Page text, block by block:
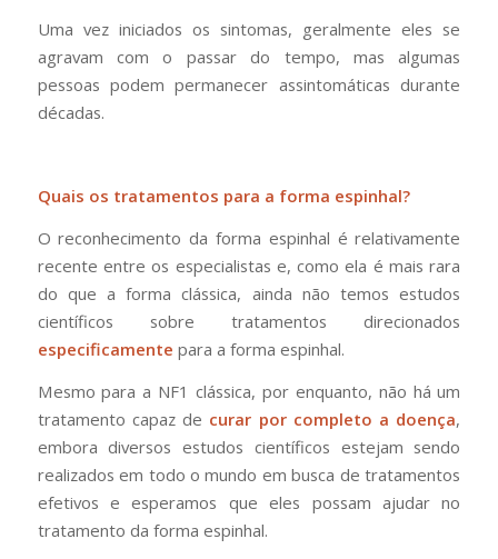
Uma vez iniciados os sintomas, geralmente eles se
agravam com o passar do tempo, mas algumas
pessoas podem permanecer assintomáticas durante
décadas.
Quais os tratamentos para a forma espinhal?
O reconhecimento da forma espinhal é relativamente
recente entre os especialistas e, como ela é mais rara
do que a forma clássica, ainda não temos estudos
científicos sobre tratamentos direcionados
especificamente para a forma espinhal.
Mesmo para a NF1 clássica, por enquanto, não há um
tratamento capaz de curar por completo a doença,
embora diversos estudos científicos estejam sendo
realizados em todo o mundo em busca de tratamentos
efetivos e esperamos que eles possam ajudar no
tratamento da forma espinhal.